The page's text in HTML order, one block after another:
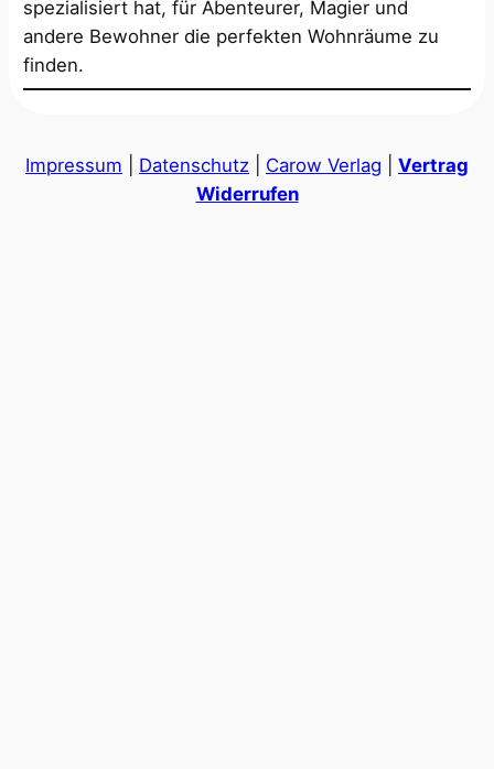
spezialisiert hat, für Abenteurer, Magier und
andere Bewohner die perfekten Wohnräume zu
finden.
Impressum Datenschutz Carow Verlag
Vertrag
Widerrufen